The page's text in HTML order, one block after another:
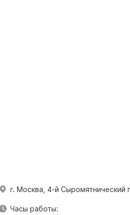
г. Москва, 4-й Сыромятнический
Часы работы: